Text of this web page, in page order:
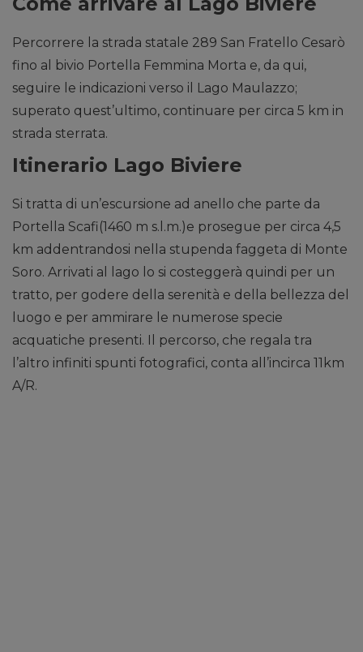
Percorrere la strada statale 289 San Fratello Cesarò
fino al bivio Portella Femmina Morta e, da qui,
seguire le indicazioni verso il Lago Maulazzo;
superato quest’ultimo, continuare per circa 5 km in
strada sterrata.
Itinerario Lago Biviere
Si tratta di un’escursione ad anello che parte da
Portella Scafi(1460 m s.l.m.)e prosegue per circa 4,5
km addentrandosi nella stupenda faggeta di Monte
Soro. Arrivati al lago lo si costeggerà quindi per un
tratto, per godere della serenità e della bellezza del
luogo e per ammirare le numerose specie
acquatiche presenti. Il percorso, che regala tra
l’altro infiniti spunti fotografici, conta all’incirca 11km
A/R.